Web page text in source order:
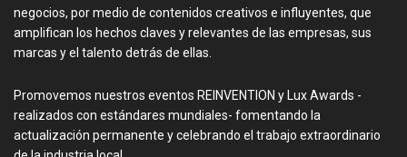
negocios, por medio de contenidos creativos e influyentes, que
amplifican los hechos claves y relevantes de las empresas, sus
marcas y el talento detrás de ellas.
Promovemos nuestros eventos REINVENTION y Lux Awards -
realizados con estándares mundiales- fomentando la
actualización permanente y celebrando el trabajo extraordinario